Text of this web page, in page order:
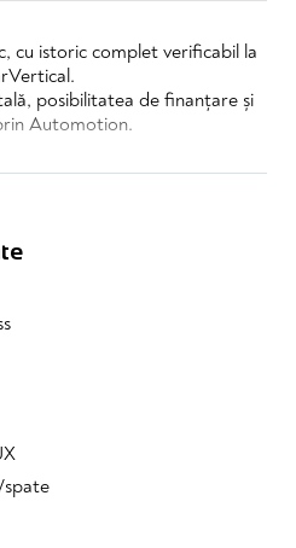
cu istoric complet verificabil la
posibilitatea de finanțare și
Automotion.
Pro AT8 AWD
BLIS (Blind spot Information